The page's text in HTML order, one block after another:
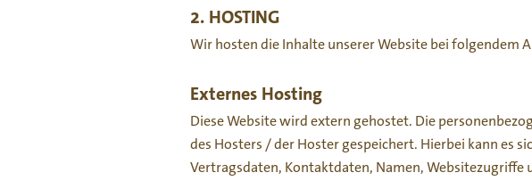
2. HOSTING
Wir hosten die Inhalte unserer Website bei folgendem
Externes Hosting
Diese Website wird extern gehostet. Die
des Hosters / der Hoster gespeichert. Hierbei kann es
Vertragsdaten, Kontaktdaten, Namen, Websitezugriffe